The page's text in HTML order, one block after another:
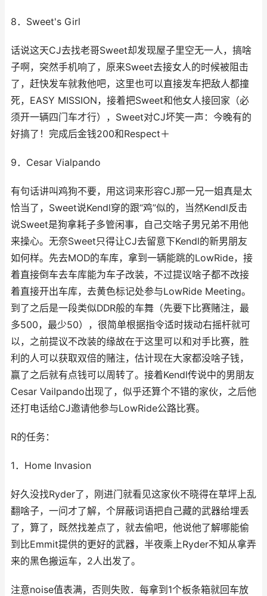
8．Sweet's Girl
话说这天CJ去找老哥Sweet却发现屋子里空无一人，搞啥
子啊，突然手机响了，原来Sweet去接女人的时候被阻击
了，赶快发车就救他吧，这里也可以直接发车把敌人都撞
死，EASY MISSION，接着把Sweet和他女人接回家（必
须开一辆四门车才行），Sweet对CJ坏笑一声：今晚有的
好搞了！完成后金钱200和Respect＋
9．Cesar Vialpando
有句话讲叫鸡狗不要，用这词来形容CJ那一兄一姐真是太
恰当了，Sweet说Kendl穿的跟“鸡”似的，当然Kendl反击
说Sweet是狗拿耗子多管闲事，自己交啥子男兄弟不用他
来操心。无奈Sweet只得让CJ去留意下Kendl的新男朋友
如何样。先去MOD的车库，拿到一辆能跳的LowRide，接
着直接倒车去车库能为车子改装，不过提议啥子都不改接
着直接开出车库，去黄色标记处参与LowRide Meeting。
到了之后是一段类似DDR般的车舞（先要下比赛赌注，最
多500，最少50），很简单根据指令适时拨动右摇杆就可
以，之前提议不改装的缘故在于这里可以和对手比赛，胜
利的人可以获取双倍的赌注，估计现在大家都没啥子钱，
赢了之后就有点钱可以周转了。接着Kendl传说中的男朋友
Cesar Vailpando出现了，似乎还算个不错的家伙，之后他
还打电话给CJ邀请他参与LowRide公路比赛。
R的任务：
1．Home Invasion
好久没找Ryder了，刚进门就看见这家伙不晓得在草坪上乱
翻啥子，一问才了解，个屏蔽词语把自己藏的武器给埋丢
了，算了，既然找差点了，就去偷吧，他说他了解哪能偷
到比Emmit提供的更好的武器，半夜乘上Ryder不知从拿弄
来的黑色搬运车，2人出发了。
注意noise值表满，否则失败．每拿到1个板条箱就回车放